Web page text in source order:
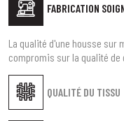
FABRICATION
QUALITÉ DU TISSU
La qualité d'une housse sur
compromis sur la qualité de